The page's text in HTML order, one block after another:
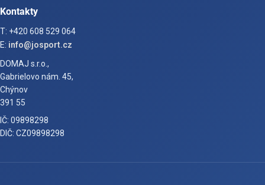
Kontakty
T: +420 608 529 064
E: info@josport.cz
DOMAJ s.r.o.,
Gabrielovo nám. 45,
Chýnov
391 55
IČ: 09898298
DIČ: CZ09898298